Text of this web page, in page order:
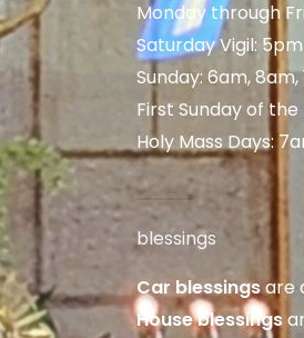
Monday through
Saturday Vigil: 5pm
Sunday: 6am,
First Sunday of
Holy Mass Days:
blessings
Car blessingsare
House blessings